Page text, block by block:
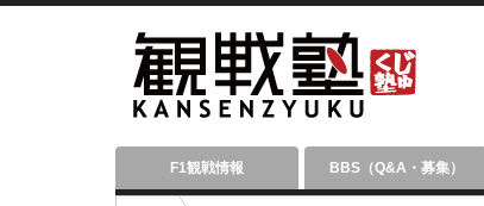
F1観戦情報 BBS（Q&A・募集）